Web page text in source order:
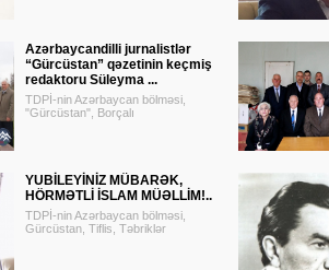
Azərbaycandilli jurnalistlər
“Gürcüstan” qəzetinin keçmiş
redaktoru Süleyma ...
TDPİ-nin Azərbaycan bölməsi,
"Gürcüstan", Borçalı
YUBİLEYİNİZ MÜBARƏK,
HÖRMƏTLİ İSLAM MÜƏLLİM!..
TDPİ-nin Azərbaycan bölməsi,
Gürcüstan, Tiflis, Təbriklər